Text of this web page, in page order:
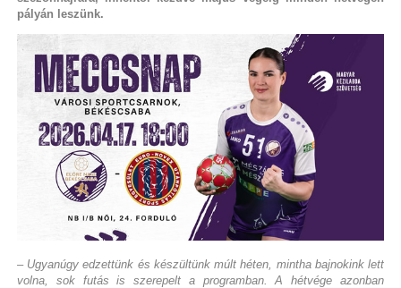
pályán leszünk.
– Ugyanúgy edzettünk és készültünk múlt héten, mintha bajnokink lett
volna, sok futás is szerepelt a programban. A hétvége azonban